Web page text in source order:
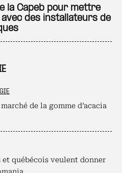
de la gomme d’acacia
et québécois veulent donner
la Capeb pour mettre
des installateurs de